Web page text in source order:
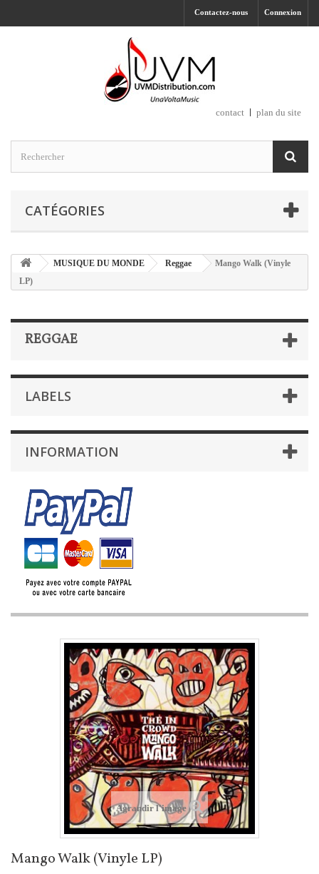
Connexion
Contactez-nous
contact plan du site
CATÉGORIES
MUSIQUE DU MONDE Reggae
Mango Walk (Vinyle
LP)
REGGAE
LABELS
INFORMATION
Agrandir l'image
Mango Walk (Vinyle LP)